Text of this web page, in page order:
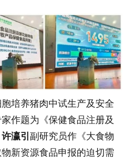
培养猪肉中试生产及安全
作题为《保健食品注册及
许瀛引 副研究员作《大食物
新资源食品申报的迫切需